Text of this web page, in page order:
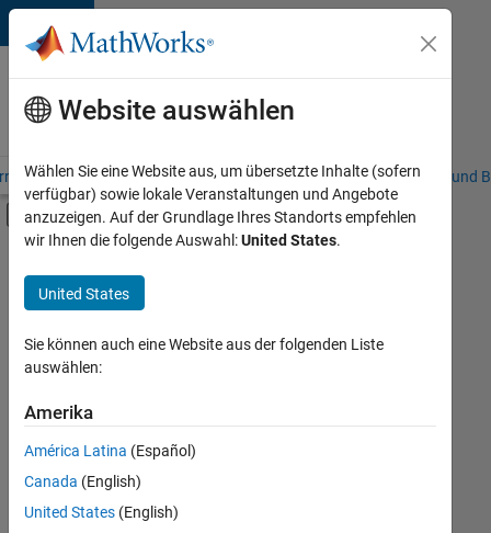
Weiter zum Inhalt
Karriere
bei
MathWorks
– Übersicht Stellensuche Niederlassungen Studierende und
Umschaltung für Off-Canvas-
Hauptinhalt
Commercial Sales
Legal
Büro- und Verwaltungsdienste
+2
Derzeit
es
keine
offenen
Stellen,
Website auswählen
Wählen Sie eine Website aus, um übersetzte Inhalte (sofern
verfügbar) sowie lokale Veranstaltungen und Angebote
anzuzeigen. Auf der Grundlage Ihres Standorts empfehlen
wir Ihnen die folgende Auswahl:United States.
United States
Sie können auch eine Website aus der folgenden Liste
auswählen:
Amerika
América Latina (Español)
Canada (English)
United States (English)